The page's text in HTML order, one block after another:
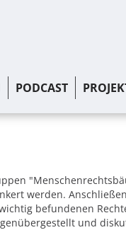
PODCAST
werden.
befundenen
und